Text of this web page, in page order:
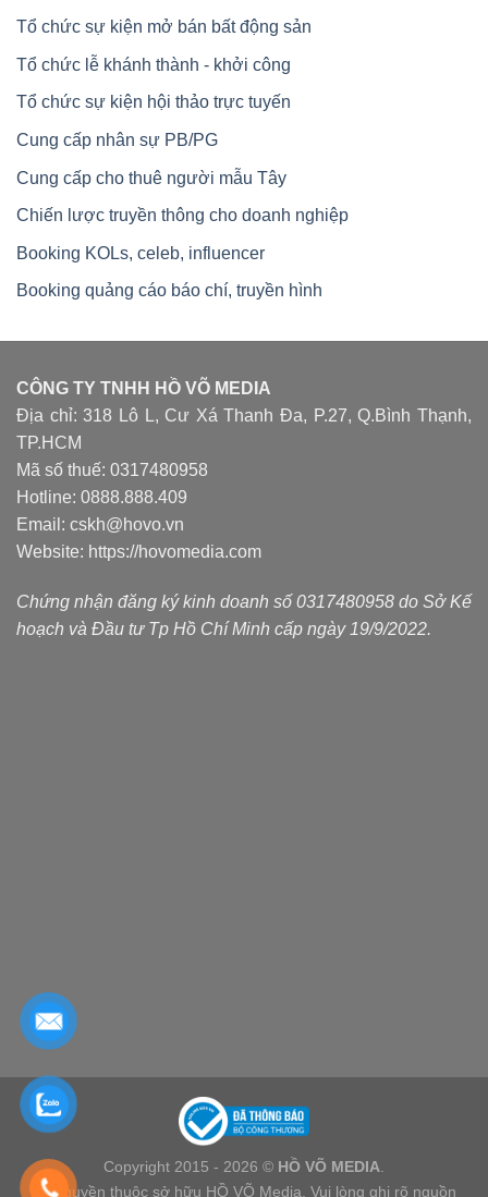
Tổ chức sự kiện mở bán bất động sản
Tổ chức lễ khánh thành - khởi công
Tổ chức sự kiện hội thảo trực tuyến
Cung cấp nhân sự PB/PG
Cung cấp cho thuê người mẫu Tây
Chiến lược truyền thông cho doanh nghiệp
Booking KOLs, celeb, influencer
Booking quảng cáo báo chí, truyền hình
CÔNG TY TNHH HỒ VÕ MEDIA
Địa chỉ: 318 Lô L, Cư Xá Thanh Đa, P.27, Q.Bình Thạnh,
TP.HCM
Mã số thuế: 0317480958
Hotline: 0888.888.409
Email: cskh@hovo.vn
Website: https://hovomedia.com
Chứng nhận đăng ký kinh doanh số 0317480958 do Sở Kế
hoạch và Đầu tư Tp Hồ Chí Minh cấp ngày 19/9/2022.
Copyright 2015 - 2026 © HỒ VÕ MEDIA
Bản quyền thuộc sở hữu HỒ VÕ Media. Vui lòng ghi rõ nguồn